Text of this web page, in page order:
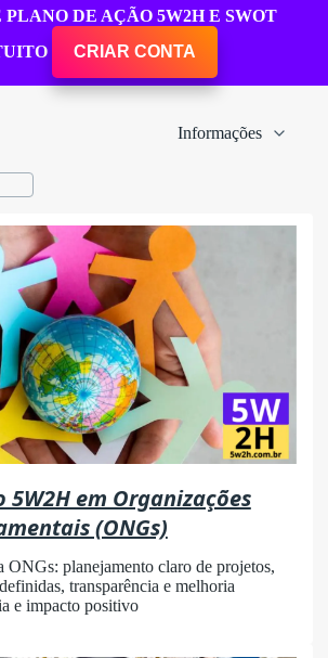
PLANO DE AÇÃO 5W2H E SWOT
CRIAR CONTA
Informações
em Organizações
(ONGs)
planejamento claro de projetos,
transparência e melhoria
e impacto positivo